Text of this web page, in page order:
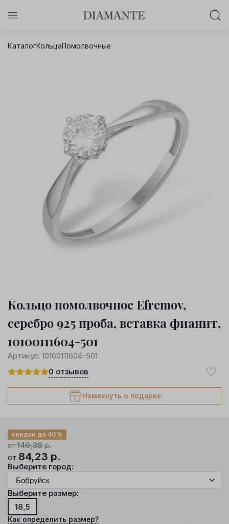
Осталось:
КаталогКольцаПомолвочные
Кольцо помолвочное Efremov,
серебро 925 проба, вставка фианит,
10100111604-501
Артикул: 10100111604-501
0 отзывов
Намекнуть о подарке
от140,38р.
скидки до 40%
от 84,23 р.
Выберите город:
Выберите размер:
18,5
Как определить размер?